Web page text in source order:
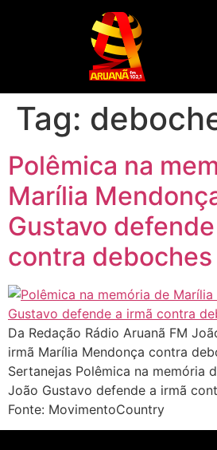
Tag:
Polêmica na
Marília
Gustavo
contra
Da Redação Rádio Aruanã FM
irmã Marília Mendonça contra
Sertanejas Polêmica na memória
João Gustavo defende a irmã
Fonte: MovimentoCountry